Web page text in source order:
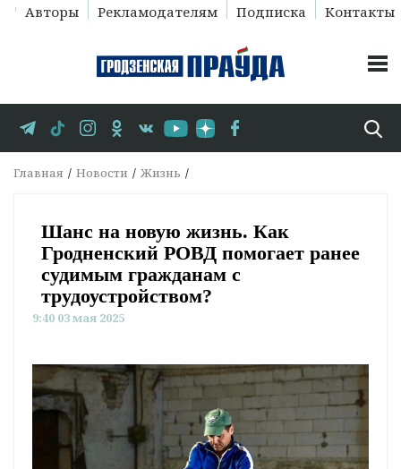
Авторы Рекламодателям Подписка Контакты
Главная Новости Жизнь
Шанс на новую жизнь. Как
Гродненский РОВД помогает ранее
судимым гражданам с
трудоустройством?
9:40 03 мая 2025